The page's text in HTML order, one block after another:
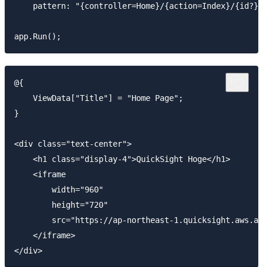
pattern: "{controller=Home}/{action=Index}/
@{
    ViewData["Title"] = "Home Page";
}
<div class="text-center">
    <h1 class="display-4">QuickSight Hoge</h1>
    <iframe
        width="960"
        height="720"
src="https://ap-northeast-
    </iframe>